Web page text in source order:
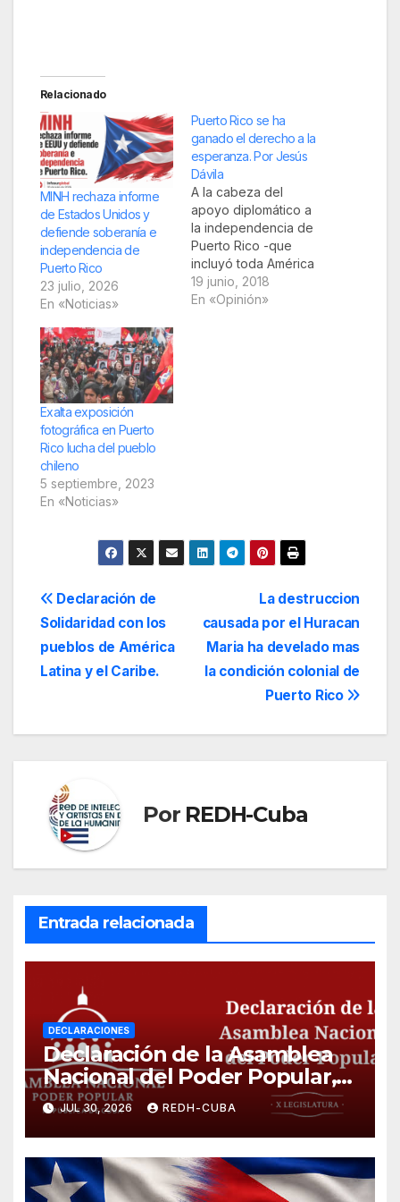
Relacionado
MINH rechaza informe
de Estados Unidos y
defiende soberanía e
independencia de
Puerto Rico
23 julio, 2026
En «Noticias»
Puerto Rico se ha
ganado el derecho a la
esperanza. Por Jesús
Dávila
A la cabeza del
apoyo diplomático a
la independencia de
Puerto Rico -que
incluyó toda América
Latina, Países No
Alineados, Siria, China
19 junio, 2018
En «Opinión»
Exalta exposición
fotográfica en Puerto
Rico lucha del pueblo
chileno
5 septiembre, 2023
En «Noticias»
Navegación
de
entradas
La destruccion
causada por el Huracan
Maria ha develado mas
la condición colonial de
Puerto Rico
Declaración de
Solidaridad con los
pueblos de América
Latina y el Caribe.
Por REDH-Cuba
Entrada relacionada
DECLARACIONES
Declaración de la Asamblea
Nacional del Poder Popular,
¡Cesen el cerco energético y
el castigo colectivo al pueblo
cubano!
JUL 30, 2026 REDH-CUBA